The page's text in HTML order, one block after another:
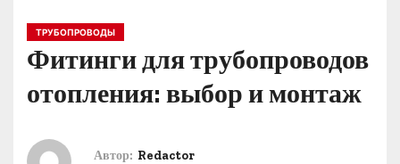
ТРУБОПРОВОДЫ
Фитинги для трубопроводов
отопления: выбор и монтаж
Автор: Redactor